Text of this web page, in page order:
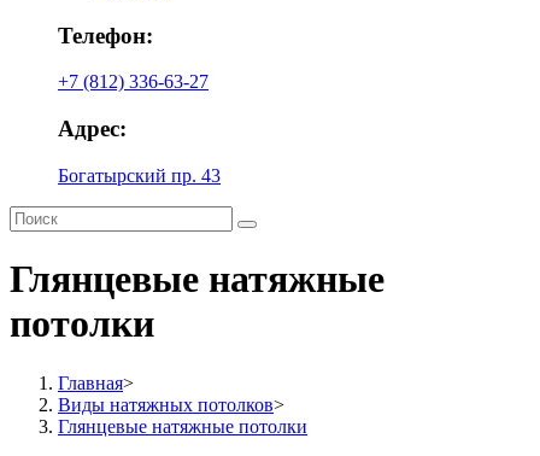
Телефон:
+7 (812) 336-63-27
Адрес:
Богатырский пр. 43
Глянцевые натяжные
потолки
Главная>
Виды натяжных потолков>
Глянцевые натяжные потолки